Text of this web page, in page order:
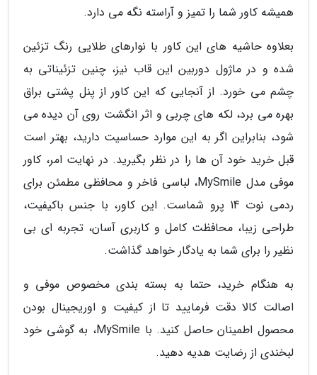
همیشه کاور شما را تمیز و آراسته نگه می دارد.
بعلاوه حاشیه های این کاور با نوارهای طلایی رنگ تزئین
شده و در ماژول دوربین این قاب نیز، چنین تزئیناتی به
چشم می خورد. از آنجایی که این کاور از پنل پشتی براق
بهره می برد، لکه های چربی و اثر انگشت روی آن دیده می
شود، بنابراین اگر به این موارد حساسیت دارید، بهتر است
قبل خرید خود آن ها را در نظر بگیرید. در نهایت امر، کاور
موفی مدل MySmile، لباسی فاخر و محافظی مطمئن برای
ردمی نوت 14 پرو شماست. این کاور، با جنس باکیفیت،
طراحی زیبا، محافظت کامل و کاربری آسان، تجربه ای بی
نظیر را برای شما به یادگار خواهد گذاشت.
به هنگام خرید، حتما به بسته بندی مخصوص موفی و
اصالت کالا دقت فرمایید تا از کیفیت و اوریجینال بودن
محصول اطمینان حاصل کنید. با MySmile، به گوشی خود
لبخندی از رضایت هدیه دهید.